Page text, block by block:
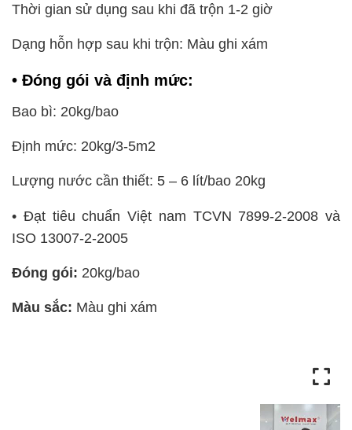
Thời gian sử dụng sau khi đã trộn 1-2 giờ
Dạng hỗn hợp sau khi trộn: Màu ghi xám
• Đóng gói và định mức:
Bao bì: 20kg/bao
Định mức: 20kg/3-5m2
Lượng nước cần thiết: 5 – 6 lít/bao 20kg
• Đạt tiêu chuẩn Việt nam TCVN 7899-2-2008 và
ISO 13007-2-2005
Đóng gói: 20kg/bao
Màu sắc: Màu ghi xám